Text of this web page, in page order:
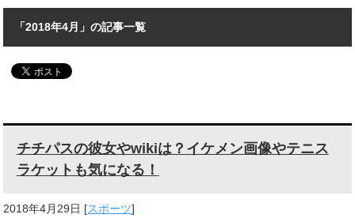
「2018年4月」の記事一覧
チチパスの彼女やwikiは？イケメン画像やテニス
ラケットも気になる！
2018年4月29日 [スポーツ]